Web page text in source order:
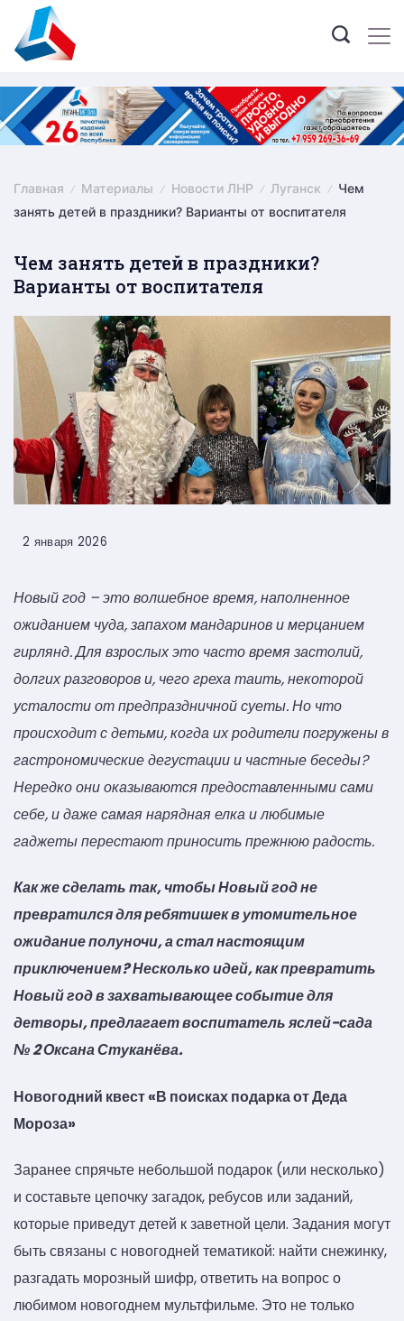
content
Главная Материалы Новости ЛНР Луганск
Чем
занять детей в праздники? Варианты от воспитателя
Чем занять детей в праздники?
Варианты от воспитателя
2 января 2026
Новый год – это волшебное время, наполненное
ожиданием чуда, запахом мандаринов и мерцанием
гирлянд. Для взрослых это часто время застолий,
долгих разговоров и, чего греха таить, некоторой
усталости от предпраздничной суеты. Но что
происходит с детьми, когда их родители погружены в
гастрономические дегустации и частные беседы?
Нередко они оказываются предоставленными сами
себе, и даже самая нарядная елка и любимые
гаджеты перестают приносить прежнюю радость.
Как же сделать так, чтобы Новый год не
превратился для ребятишек в утомительное
ожидание полуночи, а стал настоящим
приключением? Несколько идей, как превратить
Новый год в захватывающее событие для
детворы, предлагает воспитатель яслей-сада
№ 2 Оксана Стуканёва.
Новогодний квест «В поисках подарка от Деда
Мороза»
Заранее спрячьте небольшой подарок (или несколько)
и составьте цепочку загадок, ребусов или заданий,
которые приведут детей к заветной цели. Задания могут
быть связаны с новогодней тематикой: найти снежинку,
разгадать морозный шифр, ответить на вопрос о
любимом новогоднем мультфильме. Это не только